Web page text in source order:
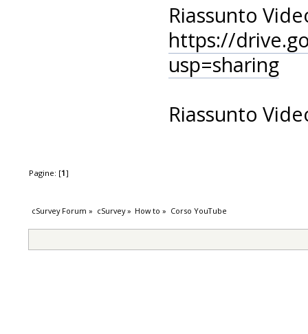
Riassunto
https://
usp=sharing
Riassunto
Pagine: [1]
cSurvey Forum » cSurvey» How to » Corso YouTube